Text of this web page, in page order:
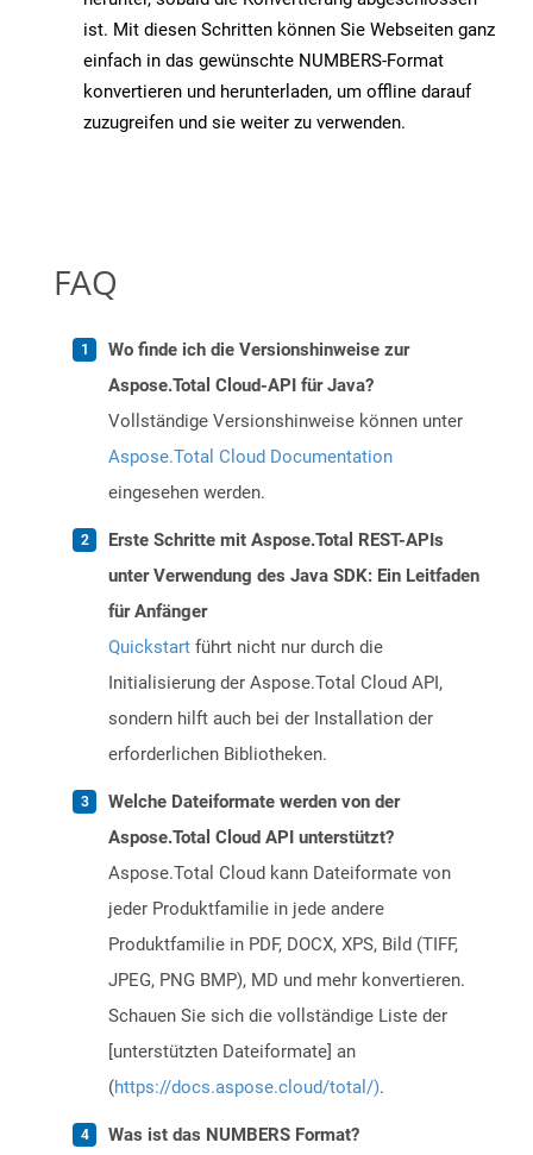
ist. Mit diesen Schritten können Sie Webseiten ganz
einfach in das gewünschte NUMBERS-Format
konvertieren und herunterladen, um offline darauf
zuzugreifen und sie weiter zu verwenden.
FAQ
Wo finde ich die Versionshinweise zur
Aspose.Total Cloud-API für Java?
Vollständige Versionshinweise können unter
Aspose.Total Cloud Documentation
eingesehen werden.
Erste Schritte mit Aspose.Total REST-APIs
unter Verwendung des Java SDK: Ein Leitfaden
für Anfänger
Quickstart führt nicht nur durch die
Initialisierung der Aspose.Total Cloud API,
sondern hilft auch bei der Installation der
erforderlichen Bibliotheken.
Welche Dateiformate werden von der
Aspose.Total Cloud API unterstützt?
Aspose.Total Cloud kann Dateiformate von
jeder Produktfamilie in jede andere
Produktfamilie in PDF, DOCX, XPS, Bild (TIFF,
JPEG, PNG BMP), MD und mehr konvertieren.
Schauen Sie sich die vollständige Liste der
[unterstützten Dateiformate] an
(https://docs.aspose.cloud/total/).
Was ist das NUMBERS Format?